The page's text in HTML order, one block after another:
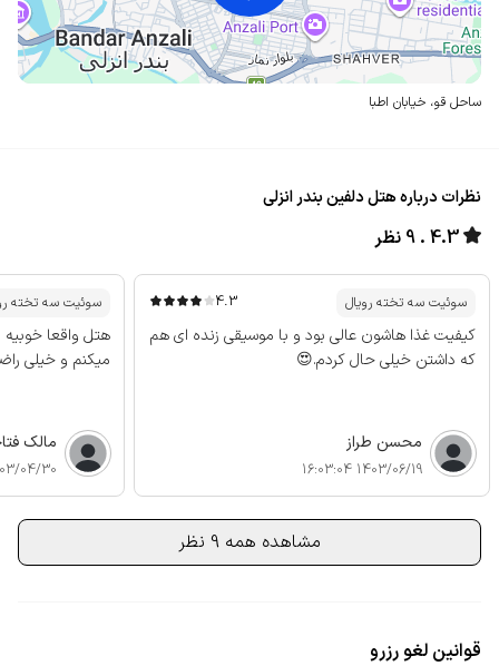
ساحل قو، خیابان اطبا
نظرات درباره هتل دلفین بندر انزلی
4.3 9 نظر
سوئیت سه تخته رویال 4.3
کیفیت غذا هاشون عالی بود و با موسیقی زنده ای هم
که داشتن خیلی حال کردم.😍
محسن طراز
1403/06/19 16:03:04
سوئیت سه تخته
هتل واقعا
میکنم و خیلی
مالک
04/30 10:31:58
مشاهده همه 9 نظر
قوانین لغو رزرو